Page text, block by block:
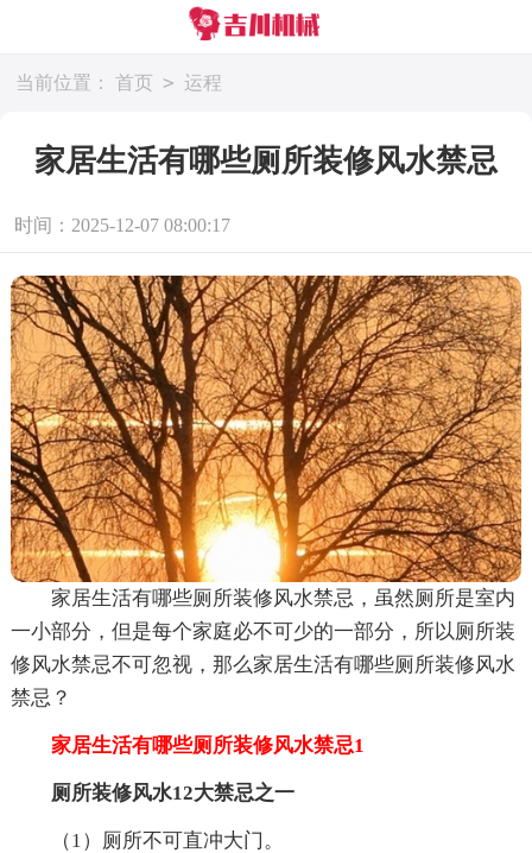
当前位置： 首页 > 运程
家居生活有哪些厕所装修风水禁忌
时间：2025-12-07 08:00:17
家居生活有哪些厕所装修风水禁忌，虽然厕所是室内
一小部分，但是每个家庭必不可少的一部分，所以厕所装
修风水禁忌不可忽视，那么家居生活有哪些厕所装修风水
禁忌？
家居生活有哪些厕所装修风水禁忌1
厕所装修风水12大禁忌之一
（1）厕所不可直冲大门。